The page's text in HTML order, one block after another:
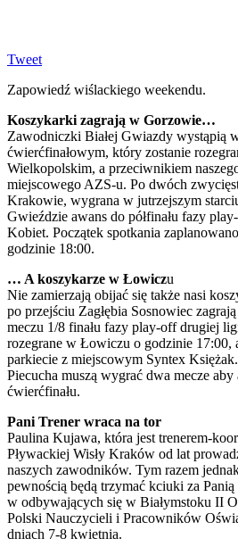
Tweet
Zapowiedź wiślackiego weekendu.
Koszykarki zagrają w Gorzowie…
Zawodniczki Białej Gwiazdy wystąpią
ćwierćfinałowym, który zostanie
Wielkopolskim, a przeciwnikiem
miejscowego AZS-u. Po dwóch
Krakowie, wygrana w jutrzejszym
Gwieździe awans do półfinału fazy
Kobiet. Początek spotkania
godzinie 18:00.
… A koszykarze w Łowiczu
Nie zamierzają obijać się także nasi
po przejściu Zagłębia Sosnowiec
meczu 1/8 finału fazy play-off drugiej
rozegrane w Łowiczu o godzinie 17:00,
parkiecie z miejscowym Syntex
Piecucha muszą wygrać dwa mecze
ćwierćfinału.
Pani Trener wraca na tor
Paulina Kujawa, która jest trenerem-
Pływackiej Wisły Kraków od lat
naszych zawodników. Tym razem
pewnością będą trzymać kciuki za
w odbywających się w Białymstoku II
Polski Nauczycieli i Pracowników
dniach 7-8 kwietnia.